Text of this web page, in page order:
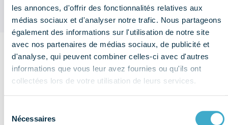
les annonces, d'offrir des fonctionnalités relatives aux
médias sociaux et d'analyser notre trafic. Nous partageons
également des informations sur l'utilisation de notre site
avec nos partenaires de médias sociaux, de publicité et
d'analyse, qui peuvent combiner celles-ci avec d'autres
informations que vous leur avez fournies ou qu'ils ont
collectées lors de votre utilisation de leurs services.
Nécessaires
Sur le même
thème
& éthique